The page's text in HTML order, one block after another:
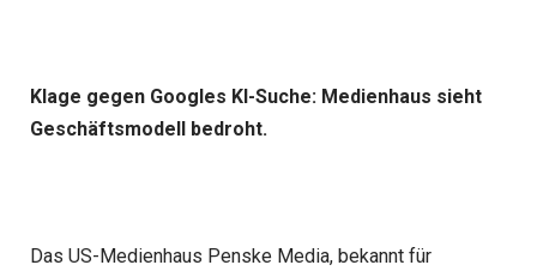
Klage gegen Googles KI-Suche: Medienhaus sieht
Geschäftsmodell bedroht.
Das US-Medienhaus Penske Media, bekannt für